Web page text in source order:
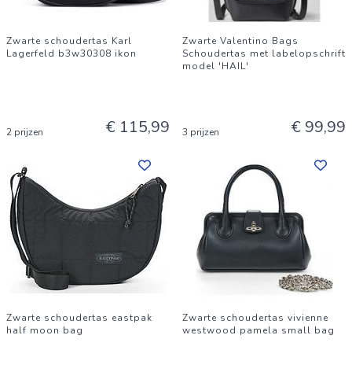
Zwarte schoudertas Karl
Lagerfeld b3w30308 ikon
2 prijzen € 115,99
Zwarte Valentino Bags
Schoudertas met labelopschrift
model 'HAIL'
3 prijzen € 99,99
Zwarte schoudertas eastpak
half moon bag
Zwarte schoudertas vivienne
westwood pamela small bag